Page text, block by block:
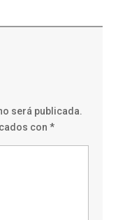
será publicada.
con*